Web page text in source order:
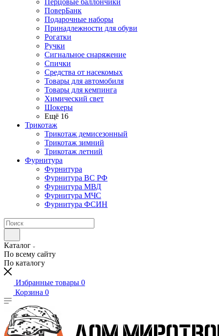
Перцовые баллончики
ПоверБанк
Подарочные наборы
Принадлежности для обуви
Рогатки
Ручки
Сигнальное снаряжение
Спички
Средства от насекомых
Товары для автомобиля
Товары для кемпинга
Химический свет
Шокеры
Ещё 16
Трикотаж
Трикотаж демисезонный
Трикотаж зимний
Трикотаж летний
Фурнитура
Фурнитура
Фурнитура ВС РФ
Фурнитура МВД
Фурнитура МЧС
Фурнитура ФСИН
Каталог
По всему сайту
По каталогу
Избранные товары 0
Корзина 0